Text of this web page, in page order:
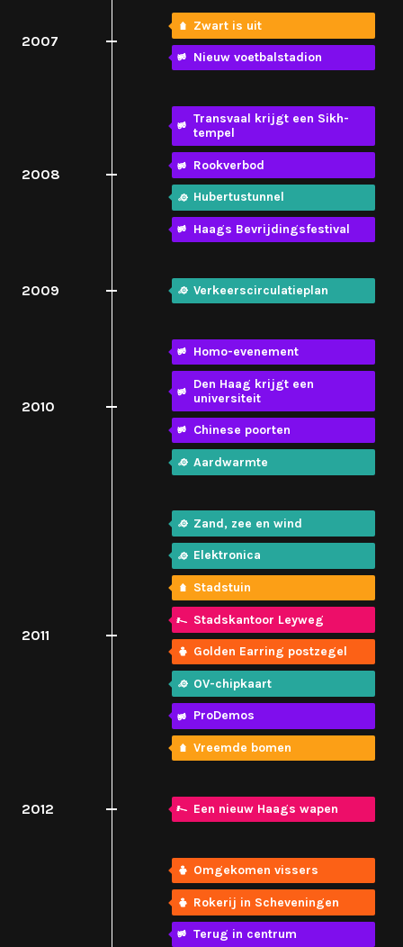
2007
Zwart is uit
Nieuw voetbalstadion
2008
Transvaal krijgt een Sikh-
tempel
Rookverbod
Hubertustunnel
Haags Bevrijdingsfestival
2009 Verkeerscirculatieplan
2010
Homo-evenement
Den Haag krijgt een
universiteit
Chinese poorten
Aardwarmte
2011
Zand, zee en wind
Elektronica
Stadstuin
Stadskantoor Leyweg
Golden Earring postzegel
OV-chipkaart
ProDemos
Vreemde bomen
2012 Een nieuw Haags wapen
Omgekomen vissers
Rokerij in Scheveningen
Terug in centrum